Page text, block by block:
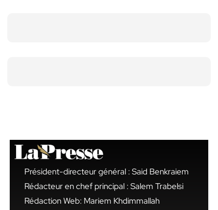
Président-directeur général : Said Benkraiem
Rédacteur en chef principal : Salem Trabelsi
Rédaction Web: Mariem Khdimmallah